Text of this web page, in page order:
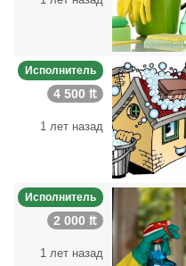
Исполнитель
4 500 ₶
1 лет назад
Исполнитель
2 000 ₶
1 лет назад